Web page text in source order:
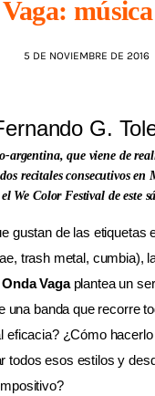
5 DE NOVIEMBRE DE 2016
G.
argentina, que viene de
recitales consecutivos en
We Color Festival de este
gustan de las etiquetas
trash metal, cumbia),
Onda Vagaplantea un
una banda que recorre
eficacia? ¿Cómo
todos esos estilos y